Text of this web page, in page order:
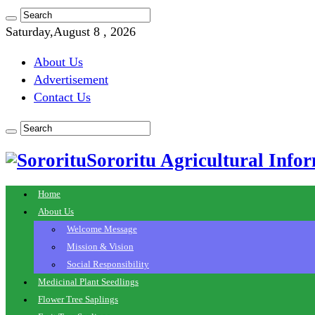
Saturday,August 8 , 2026
About Us
Advertisement
Contact Us
Sororitu Agricultural
Home
About Us
Welcome Message
Mission & Vision
Social Responsibility
Medicinal Plant Seedlings
Flower Tree Saplings